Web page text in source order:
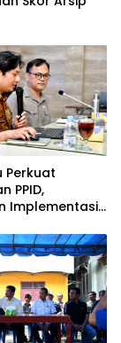
Perkuat
PPID,
Implementasi